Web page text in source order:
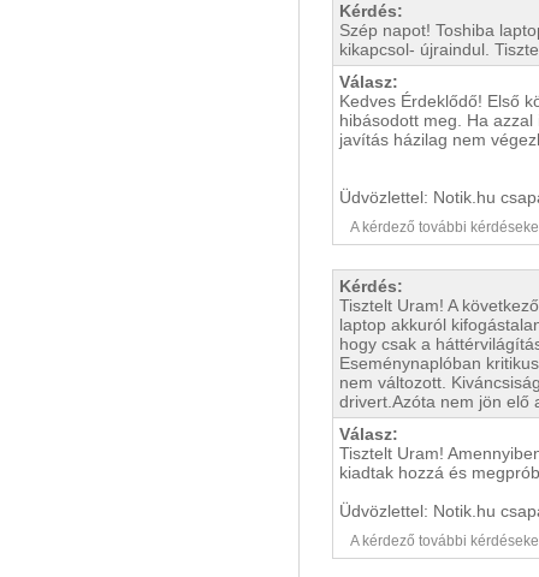
Kérdés:
Szép napot! Toshiba
kikapcsol- újraindul.
Válasz:
Kedves Érdeklődő! Első
hibásodott meg. Ha
javítás házilag nem
Üdvözlettel: Notik.hu
A kérdező további
Kérdés:
Tisztelt Uram! A
laptop akkuról
hogy csak a
Eseménynaplóban
nem változott.
drivert.Azóta nem jön elő
Válasz:
Tisztelt Uram!
kiadtak hozzá és
Üdvözlettel: Notik.hu
A kérdező további